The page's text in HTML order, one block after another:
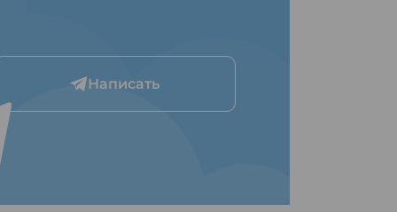
Написать